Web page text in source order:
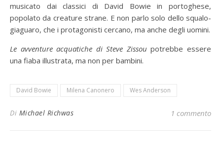
musicato dai classici di David Bowie in portoghese,
popolato da creature strane. E non parlo solo dello squalo-
giaguaro, che i protagonisti cercano, ma anche degli uomini.
Le avventure acquatiche di Steve Zissou potrebbe essere
una fiaba illustrata, ma non per bambini.
David Bowie Milena Canonero Wes Anderson
Di Michael Richwas 1 commento